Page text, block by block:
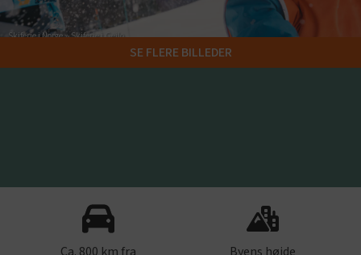
SE FLERE BILLEDER
Skiferie i Norge»Skiferie i Geilo